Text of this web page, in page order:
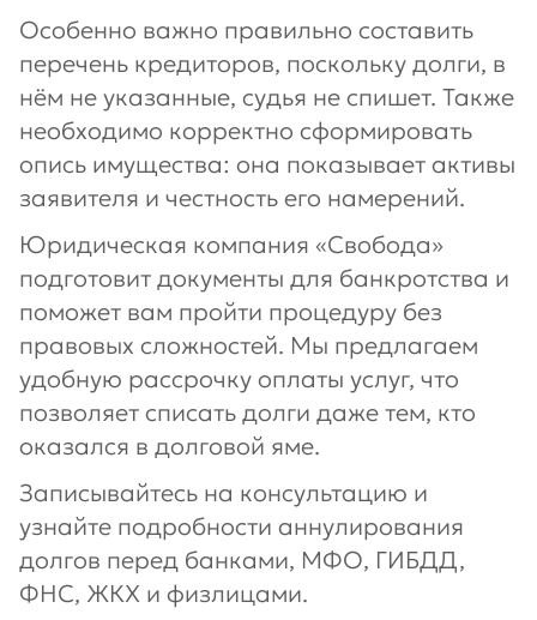
Особенно важно правильно составить
перечень кредиторов, поскольку долги, в
нём не указанные, судья не спишет. Также
необходимо корректно сформировать
опись имущества: она показывает активы
заявителя и честность его намерений.
Юридическая компания «Свобода»
подготовит документы для банкротства и
поможет вам пройти процедуру без
правовых сложностей. Мы предлагаем
удобную рассрочку оплаты услуг, что
позволяет списать долги даже тем, кто
оказался в долговой яме.
Записывайтесь на консультацию и
узнайте подробности аннулирования
долгов перед банками, МФО, ГИБДД,
ФНС, ЖКХ и физлицами.